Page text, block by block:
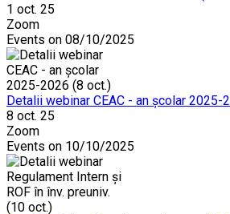
1 oct. 25
Zoom
Events on 08/10/2025
Detalii webinar CEAC - an școlar 2025-
8 oct. 25
Zoom
Events on 10/10/2025